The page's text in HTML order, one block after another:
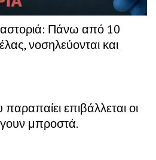
Πάνω από 10
νοσηλεύονται και
επιβάλλεται οι
μπροστά.